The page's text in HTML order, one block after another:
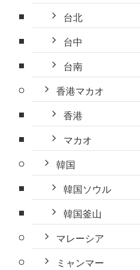
台北
台中
台南
香港マカオ
香港
マカオ
韓国
韓国ソウル
韓国釜山
マレーシア
ミャンマー